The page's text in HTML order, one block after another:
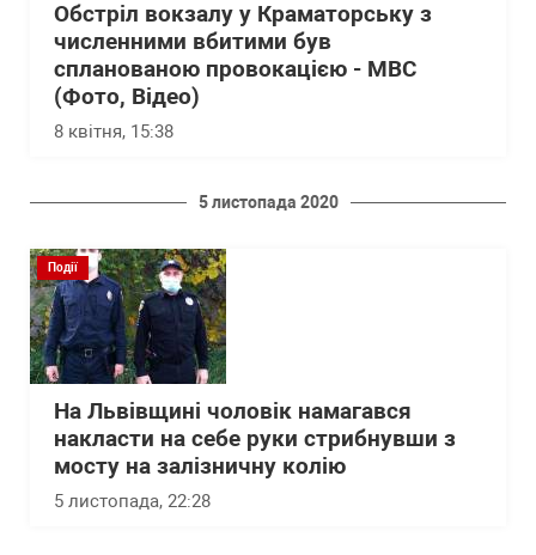
Обстріл вокзалу у Краматорську з
численними вбитими був
спланованою провокацією - МВС
(Фото, Відео)
8 квітня, 15:38
5 листопада 2020
Події
На Львівщині чоловік намагався
накласти на себе руки стрибнувши з
мосту на залізничну колію
5 листопада, 22:28